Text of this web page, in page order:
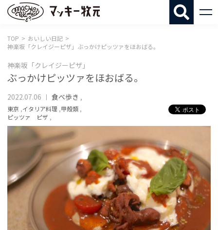
TOP
おいしい日記
神楽坂「クレイジーピザ」ぶっかけピッツァをほおばる。
神楽坂「クレイジーピザ」
ぶっかけピッツァをほおばる。
2022.07.06 食べ歩き ,
東京 ,イタリア料理 ,甲殻類 ,
ピッツァ ピザ ,